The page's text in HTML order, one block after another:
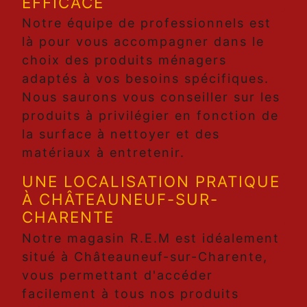
Notre équipe de professionnels est
là pour vous accompagner dans le
choix des produits ménagers
adaptés à vos besoins spécifiques.
Nous saurons vous conseiller sur les
produits à privilégier en fonction de
la surface à nettoyer et des
matériaux à entretenir.
UNE LOCALISATION PRATIQUE
À CHÂTEAUNEUF-SUR-
CHARENTE
Notre magasin R.E.M est idéalement
situé à Châteauneuf-sur-Charente,
vous permettant d'accéder
facilement à tous nos produits